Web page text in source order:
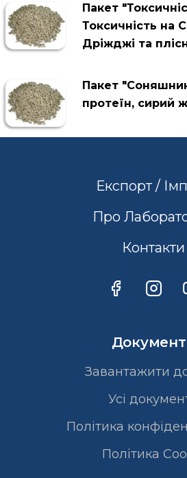
Пакет
Токсичність на
Дріжджі та
Пакет
протеїн, сирий
Експорт /
Про
Контакти
Завантажити
Усі
Політика
Полiтика